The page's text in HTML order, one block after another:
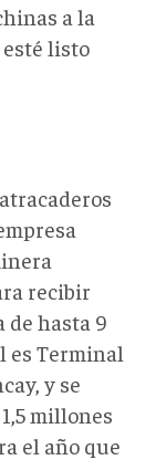
a la
esté listo
recibir
hasta 9
es Terminal
y se
millones
el año que